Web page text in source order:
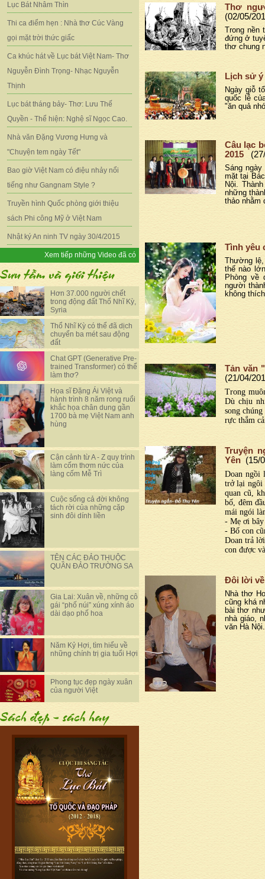
Lục Bát Nhâm Thìn
Thi ca điểm hẹn : Nhà thơ Cúc Vàng
gọi mặt trời thức giấc
Ca khúc hát về Lục bát Việt Nam- Thơ
Nguyễn Đình Trọng- Nhạc Nguyễn
Thịnh
Lục bát tháng bảy- Thơ: Lưu Thế
Quyền - Thể hiện: Nghệ sĩ Ngọc Cao.
Nhà văn Đặng Vương Hưng và
"Chuyện tem ngày Tết"
Bao giờ Việt Nam có điệu nhảy nổi
tiếng như Gangnam Style ?
Truyền hình Quốc phòng giới thiệu
sách Phi công Mỹ ở Việt Nam
Nhật ký An ninh TV ngày 30/4/2015
Xem tiếp những Video đã có
Hơn 37.000 người chết
trong động đất Thổ Nhĩ Kỳ,
Syria
Thổ Nhĩ Kỳ có thể đã dịch
chuyển ba mét sau động
đất
Chat GPT (Generative Pre-
trained Transformer) có thể
làm thơ?
Họa sĩ Đặng Ái Việt và
hành trình 8 năm rong ruổi
khắc họa chân dung gần
1700 bà mẹ Việt Nam anh
hùng
Cận cảnh từ A - Z quy trình
làm cốm thơm nức của
làng cốm Mễ Trì
Cuộc sống cả đời không
tách rời của những cặp
sinh đôi dính liền
TÊN CÁC ĐẢO THUỘC
QUẦN ĐẢO TRƯỜNG SA
Gia Lai: Xuân về, những cô
gái “phố núi” xúng xính áo
dài dạo phố hoa
Năm Kỷ Hợi, tìm hiểu về
những chính trị gia tuổi Hợi
Phong tục đẹp ngày xuân
của người Việt
Thơ
(02/05/
Trong
đứng ở
thơ chung
Lịch sử
Ngày giỗ
quốc lễ
"ăn quả
Câu lạc
2015
Sáng
mặt tại
Nội.
những
thảo nhằm
Tình yêu
Thường
thế nào
Phòng về
người
không
Tản văn
(21/04/
Trong
Dù chịu
song
rực thắm
Truyện
Yên (15/
Doan ngồi
trở lại ngôi
quan cũ,
bố, đêm
mái ngói
- Mẹ ơi bây
- Bố con
Doan trả
con được
Đôi lời về
Nhà thơ
cũng khá
bài thơ
nhà giáo,
văn Hà